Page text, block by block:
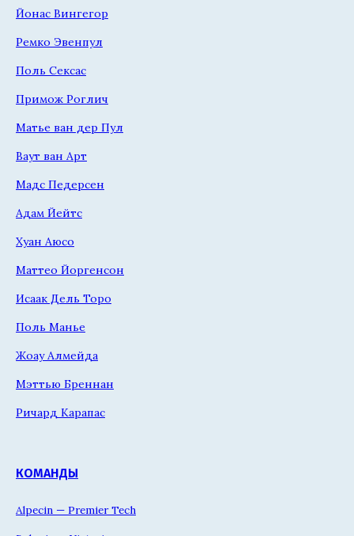
Йонас Вингегор
Ремко Эвенпул
Поль Сексас
Примож Роглич
Матье ван дер Пул
Ваут ван Арт
Мадс Педерсен
Адам Йейтс
Хуан Аюсо
Маттео Йоргенсон
Исаак Дель Торо
Поль Манье
Жоау Алмейда
Мэттью Бреннан
Ричард Карапас
КОМАНДЫ
Alpecin — Premier Tech